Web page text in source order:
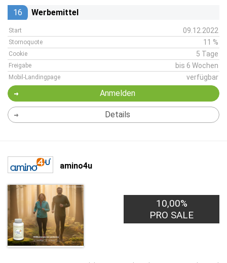
16 Werbemittel
Start 09.12.2022
Stornoquote 11 %
Cookie 5 Tage
Freigabe bis 6 Wochen
Mobil-Landingpage verfügbar
Anmelden
Details
amino4u
10,00%
PRO SALE